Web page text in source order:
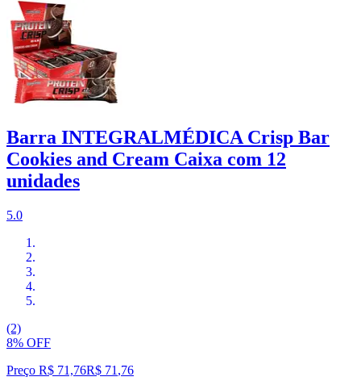
Barra INTEGRALMÉDICA Crisp Bar
Cookies and Cream Caixa com 12
unidades
5.0
(2)
8% OFF
Preço R$ 71,76R$ 71 ,76